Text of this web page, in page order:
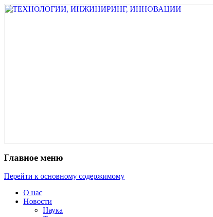
Главное меню
Перейти к основному содержимому
О нас
Новости
Наука